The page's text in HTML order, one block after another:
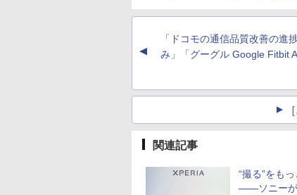
▲
「ドコモの通信品質改善の進
み」「グーグル Google Fitbit
関連記事
“撮る”をも
――ソニーが